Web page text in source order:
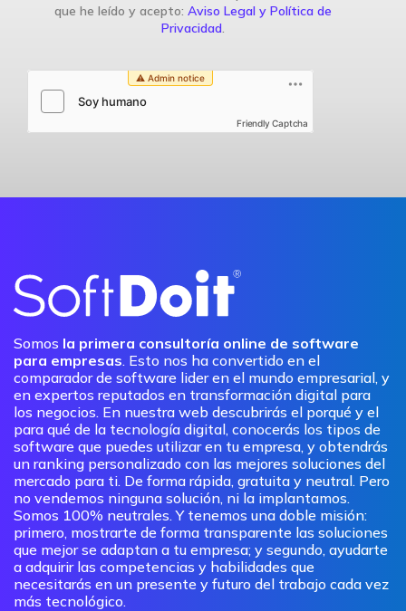
que he leído y acepto: Aviso Legal y Política de
Privacidad.
Friendly Captcha
Somos la primera consultoría online de software
para empresas. Esto nos ha convertido en el
comparador de software lider en el mundo empresarial, y
en expertos reputados en transformación digital para
los negocios. En nuestra web descubrirás el porqué y el
para qué de la tecnología digital, conocerás los tipos de
software que puedes utilizar en tu empresa, y obtendrás
un ranking personalizado con las mejores soluciones del
mercado para ti. De forma rápida, gratuita y neutral. Pero
no vendemos ninguna solución, ni la implantamos.
Somos 100% neutrales. Y tenemos una doble misión:
primero, mostrarte de forma transparente las soluciones
que mejor se adaptan a tu empresa; y segundo, ayudarte
a adquirir las competencias y habilidades que
necesitarás en un presente y futuro del trabajo cada vez
más tecnológico.